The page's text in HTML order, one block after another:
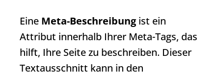
Eine Meta-Beschreibung ist ein
Attribut innerhalb Ihrer Meta-Tags, das
hilft, Ihre Seite zu beschreiben. Dieser
Textausschnitt kann in den